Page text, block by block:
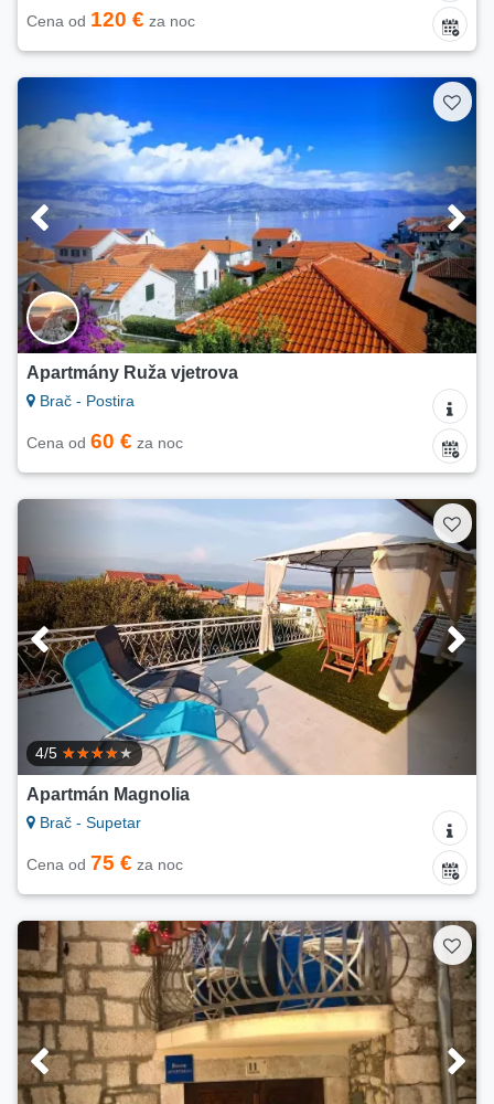
Cena od 120 € za noc
Apartmány Ruža vjetrova
Brač - Postira
Cena od 60 € za noc
4/5
Apartmán Magnolia
Brač - Supetar
Cena od 75 € za noc